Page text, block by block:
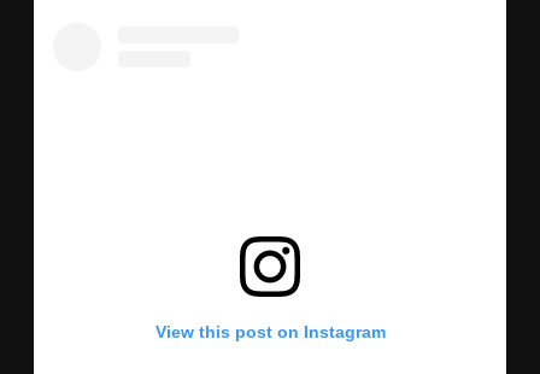
View this post on Instagram